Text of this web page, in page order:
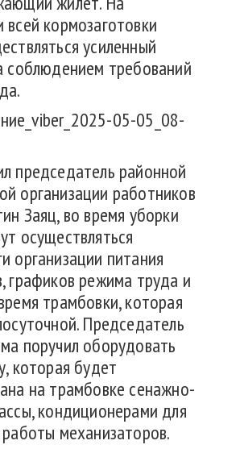
кормозаготовки
усиленный
соблюдением требований
председатель районной
организации работников
Заяц, во время уборки
осуществляться
организации питания
графиков режима труда и
трамбовки, которая
Председатель
поручил оборудовать
которая будет
на трамбовке сенажно-
кондиционерами для
механизаторов.